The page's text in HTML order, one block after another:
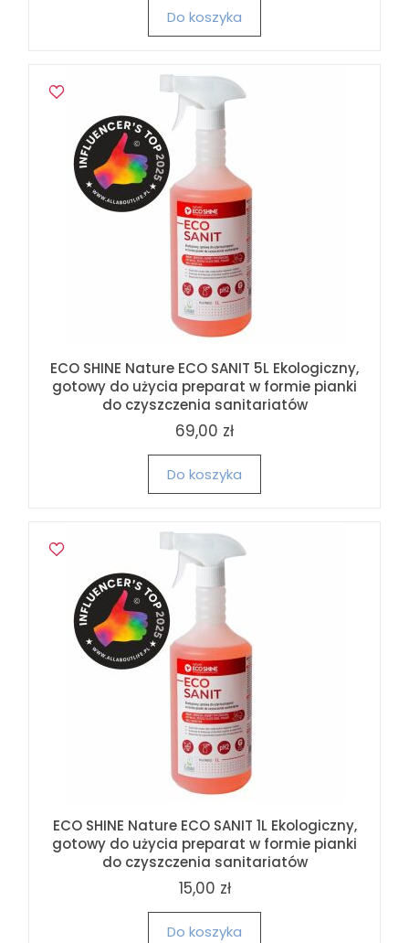
Do koszyka
ECO SHINE Nature ECO SANIT 5L Ekologiczny,
gotowy do użycia preparat w formie pianki
do czyszczenia sanitariatów
69,00 zł
Do koszyka
ECO SHINE Nature ECO SANIT 1L Ekologiczny,
gotowy do użycia preparat w formie pianki
do czyszczenia sanitariatów
15,00 zł
Do koszyka